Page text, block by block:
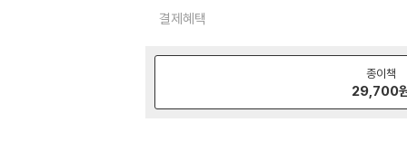
결제혜택
종이책
29,700